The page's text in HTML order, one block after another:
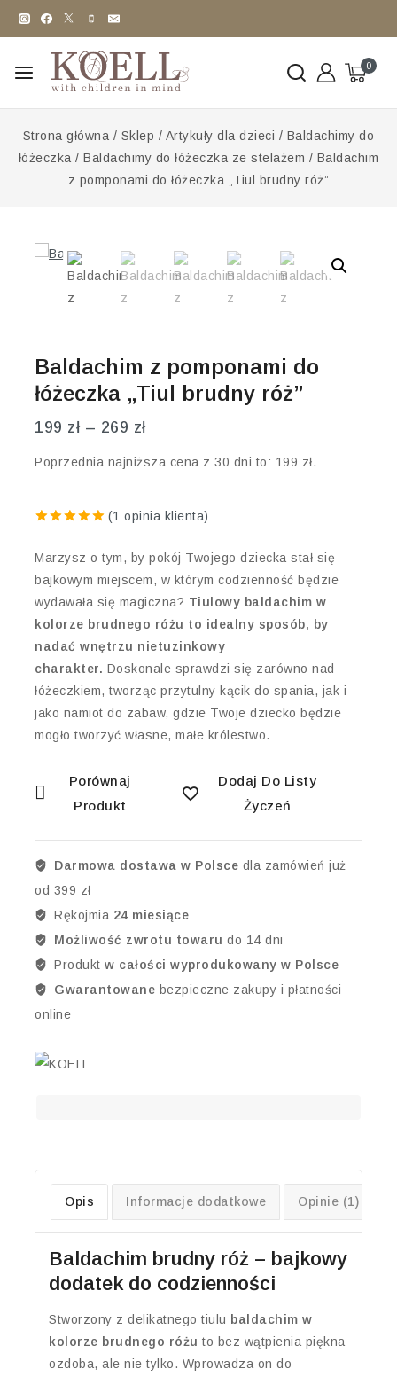
0
Strona główna / Sklep / Artykuły dla dzieci / Baldachimy do
łóżeczka / Baldachimy do łóżeczka ze stelażem / Baldachim
z pomponami do łóżeczka „Tiul brudny róż”
Baldachim z pomponami do
łóżeczka „Tiul brudny róż”
(1 opinia klienta)
199 zł – 269 zł
Poprzednia najniższa cena z 30 dni to: 199 zł.
Marzysz o tym, by pokój Twojego dziecka stał się
bajkowym miejscem, w którym codzienność będzie
wydawała się magiczna? Tiulowy baldachim w
kolorze brudnego różu to idealny sposób, by
nadać wnętrzu nietuzinkowy
charakter. Doskonale sprawdzi się zarówno nad
łóżeczkiem, tworząc przytulny kącik do spania, jak i
jako namiot do zabaw, gdzie Twoje dziecko będzie
mogło tworzyć własne, małe królestwo.
Porównaj
Produkt
Dodaj Do Listy
Życzeń
Darmowa dostawa w Polsce dla zamówień już
od 399 zł
Rękojmia 24 miesiące
Możliwość zwrotu towaru do 14 dni
Produkt w całości wyprodukowany w Polsce
Gwarantowane bezpieczne zakupy i płatności
online
Opis Informacje dodatkowe Opinie (1)
Baldachim brudny róż – bajkowy
dodatek do codzienności
Stworzony z delikatnego tiulu baldachim w
kolorze brudnego różu to bez wątpienia piękna
ozdoba, ale nie tylko. Wprowadza on do